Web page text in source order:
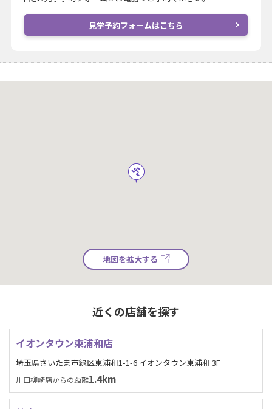
見学予約フォームはこちら
地図を拡大する
近くの店舗を探す
イオンタウン東浦和店
埼玉県さいたま市緑区東浦和1-1-6 イオンタウン東浦和 3F
川口柳崎店からの距離1.4km